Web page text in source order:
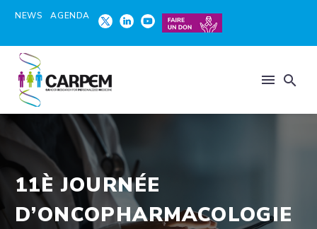
NEWS AGENDA
11È JOURNÉE
D’ONCOPHARMACOLOGIE